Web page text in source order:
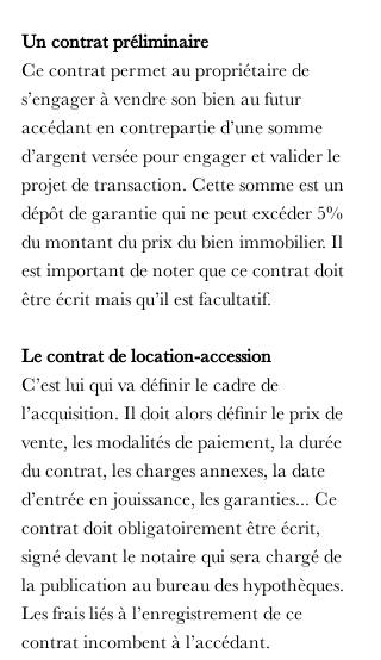
Un contrat préliminaire
Ce contrat permet au propriétaire de
s’engager à vendre son bien au futur
accédant en contrepartie d’une somme
d’argent versée pour engager et valider le
projet de transaction. Cette somme est un
dépôt de garantie qui ne peut excéder 5%
du montant du prix du bien immobilier. Il
est important de noter que ce contrat doit
être écrit mais qu’il est facultatif.
Le contrat de location-accession
C’est lui qui va définir le cadre de
l’acquisition. Il doit alors définir le prix de
vente, les modalités de paiement, la durée
du contrat, les charges annexes, la date
d’entrée en jouissance, les garanties... Ce
contrat doit obligatoirement être écrit,
signé devant le notaire qui sera chargé de
la publication au bureau des hypothèques.
Les frais liés à l’enregistrement de ce
contrat incombent à l’accédant.